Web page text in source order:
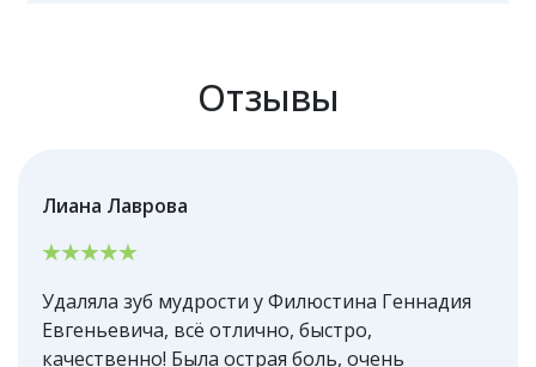
Отзывы
Лиана Лаврова
Удаляла зуб мудрости у Филюстина Геннадия
Евгеньевича, всё отлично, быстро,
качественно! Была острая боль, очень